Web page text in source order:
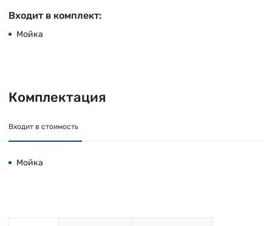
Входит в комплект:
Мойка
Комплектация
Входит в стоимость
Мойка